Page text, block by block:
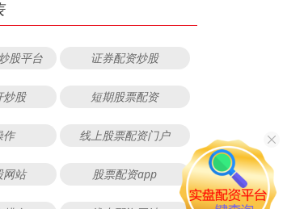
股平台 证券配资炒股
炒股 短期股票配资
作 线上股票配资门户
网站 股票配资app